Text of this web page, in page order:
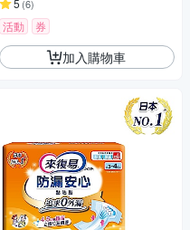
5 (6)
活動 券
加入購物車